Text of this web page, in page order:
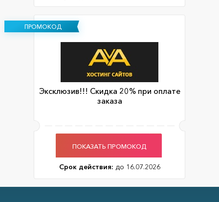
ПРОМОКОД
Эксклюзив!!! Скидка 20% при оплате
заказа
ПОКАЗАТЬ ПРОМОКОД
Срок действия: до 16.07.2026